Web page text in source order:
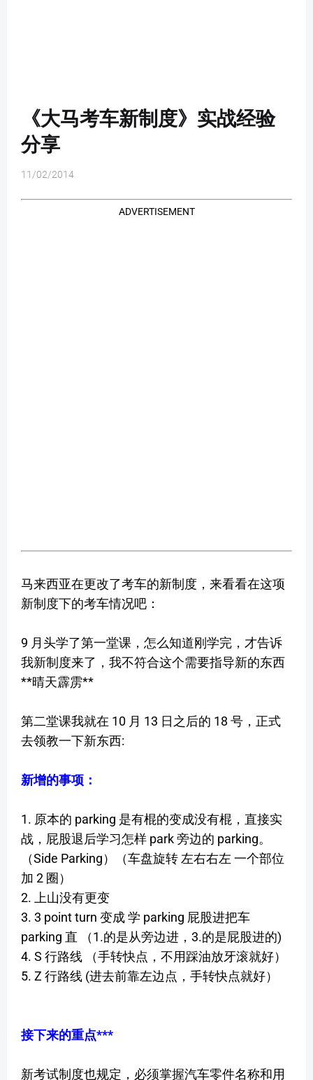
《大马考车新制度》实战经验
分享
11/02/2014
ADVERTISEMENT
马来西亚在更改了考车的新制度，来看看在这项
新制度下的考车情况吧：
9 月头学了第一堂课，怎么知道刚学完，才告诉
我新制度来了，我不符合这个需要指导新的东西
**晴天霹雳**
第二堂课我就在 10 月 13 日之后的 18 号，正式
去领教一下新东西:
新增的事项：
1. 原本的 parking 是有棍的变成没有棍，直接实
战，屁股退后学习怎样 park 旁边的 parking。
（Side Parking）（车盘旋转 左右右左 一个部位
加 2 圈）
2. 上山没有更变
3. 3 point turn 变成 学 parking 屁股进把车
parking 直 （1.的是从旁边进，3.的是屁股进的)
4. S 行路线 （手转快点，不用踩油放牙滚就好）
5. Z 行路线 (进去前靠左边点，手转快点就好）
接下来的重点***
新考试制度也规定，必须掌握汽车零件名称和用